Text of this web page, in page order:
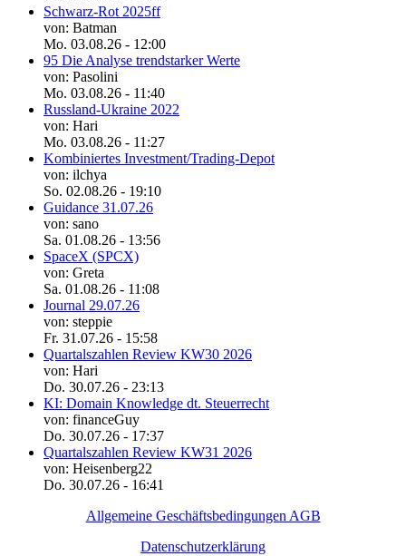
Schwarz-Rot 2025ff
von: Batman
Mo. 03.08.26 - 12:00
95 Die Analyse trendstarker Werte
von: Pasolini
Mo. 03.08.26 - 11:40
Russland-Ukraine 2022
von: Hari
Mo. 03.08.26 - 11:27
Kombiniertes Investment/Trading-Depot
von: ilchya
So. 02.08.26 - 19:10
Guidance 31.07.26
von: sano
Sa. 01.08.26 - 13:56
SpaceX (SPCX)
von: Greta
Sa. 01.08.26 - 11:08
Journal 29.07.26
von: steppie
Fr. 31.07.26 - 15:58
Quartalszahlen Review KW30 2026
von: Hari
Do. 30.07.26 - 23:13
KI: Domain Knowledge dt. Steuerrecht
von: financeGuy
Do. 30.07.26 - 17:37
Quartalszahlen Review KW31 2026
von: Heisenberg22
Do. 30.07.26 - 16:41
Allgemeine Geschäftsbedingungen AGB
Datenschutzerklärung